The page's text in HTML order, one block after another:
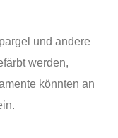
und andere
werden,
könnten an